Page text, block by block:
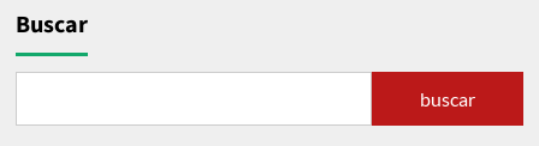
Buscar
buscar